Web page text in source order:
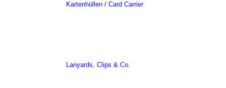
Kartenhüllen / Card Carrier
Lanyards, Clips & Co.